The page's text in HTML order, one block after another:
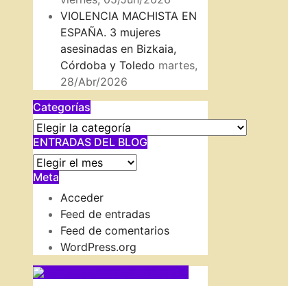
VIOLENCIA MACHISTA EN
ESPAÑA. 3 mujeres
asesinadas en Bizkaia,
Córdoba y Toledo martes,
28/Abr/2026
Categorías
Categorías
ENTRADAS DEL BLOG
ENTRADAS
DEL
BLOG
Meta
Acceder
Feed de entradas
Feed de comentarios
WordPress.org